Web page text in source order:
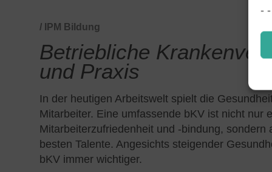
/ IPM Bildung
Betriebliche
und Praxis
In der heutigen Arbeitswelt spielt die
Mitarbeiter. Eine umfassende bKV ist nicht nur
Mitarbeiterzufriedenheit und -bindung,
besten Talente. Angesichts steigender
bKV immer wichtiger.